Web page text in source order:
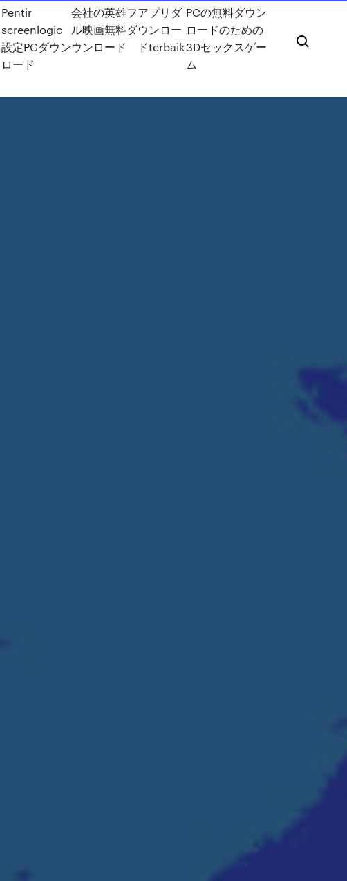
Pentir
screenlogic
設定PCダウン
ロード
会社の英雄フ
ル映画無料ダ
ウンロード
アプリダ
ウンロー
ドterbaik
PCの無料ダウン
ロードのための
3Dセックスゲー
ム